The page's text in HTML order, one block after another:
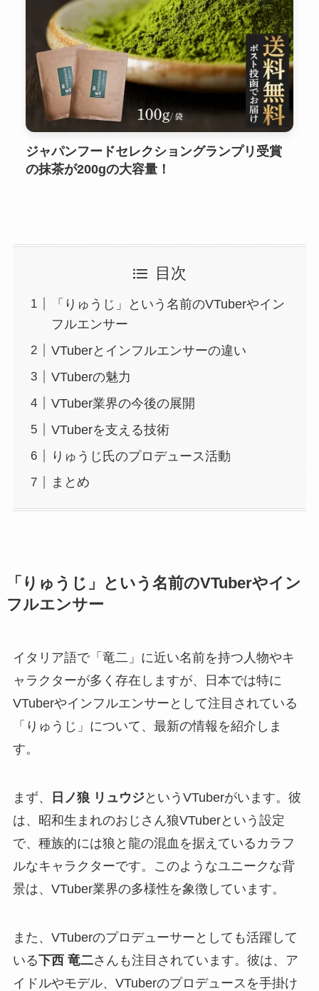
ジャパンフードセレクショングランプリ受賞
の抹茶が200gの大容量！
目次
「りゅうじ」という名前のVTuberやイン
フルエンサー
VTuberとインフルエンサーの違い
VTuberの魅力
VTuber業界の今後の展開
VTuberを支える技術
りゅうじ氏のプロデュース活動
まとめ
「りゅうじ」という名前のVTuberやイン
フルエンサー
イタリア語で「竜二」に近い名前を持つ人物やキ
ャラクターが多く存在しますが、日本では特に
VTuberやインフルエンサーとして注目されている
「りゅうじ」について、最新の情報を紹介しま
す。
まず、 日ノ狼 リュウジというVTuberがいます。彼
は、昭和生まれのおじさん狼VTuberという設定
で、種族的には狼と龍の混血を据えているカラフ
ルなキャラクターです。このようなユニークな背
景は、VTuber業界の多様性を象徴しています。
また、VTuberのプロデューサーとしても活躍して
いる下西 竜二さんも注目されています。彼は、ア
イドルやモデル、VTuberのプロデュースを手掛け